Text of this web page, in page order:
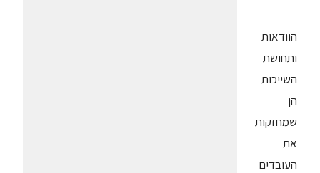
הוודאות
ותחושת
השייכות
הן
שמחזקות
את
העובדים